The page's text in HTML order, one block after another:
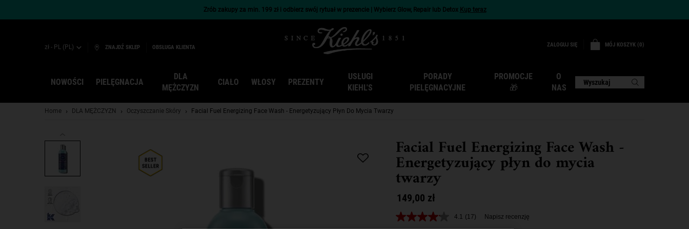
Zrób zakupy za min. 199 zł i odbierz swój rytuał w prezencie | Wybierz Glow, Repair lub Detox Kup teraz
zł - PL (PL) ZNAJDŹ SKLEP OBSŁUGA KLIENTA ZALOGUJ SIĘ MÓJ KOSZYK 0
0 PRODUKT
NOWOŚCI PIELĘGNACJA
DLA
MĘŻCZYZN
CIAŁO WŁOSY PREZENTY
USŁUGI
KIEHL'S
PORADY
PIELĘGNACYJNE
PROMOCJE
🎁
O
NAS
Wyszukaj
Home DLA MĘŻCZYZN Oczyszczanie Skóry Facial Fuel Energizing Face Wash - Energetyzujący Płyn Do Mycia Twarzy
Facial Fuel Energizing Face Wash -
Energetyzujący płyn do mycia
twarzy
149,00 zł
4.1
4.1 (17) Napisz recenzję